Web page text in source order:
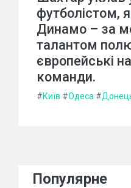
футболістом,
Динамо – за
талантом
європейські
команди.
#Київ #Одеса #
Популярне